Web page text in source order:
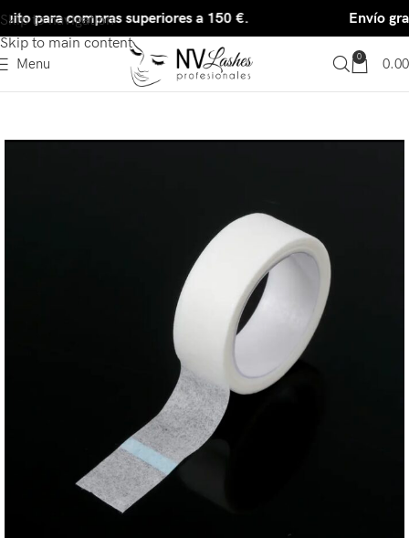
Skip to navigation
Skip to main content
para compras superiores a 150 €. Envío
Menu 0 0.00